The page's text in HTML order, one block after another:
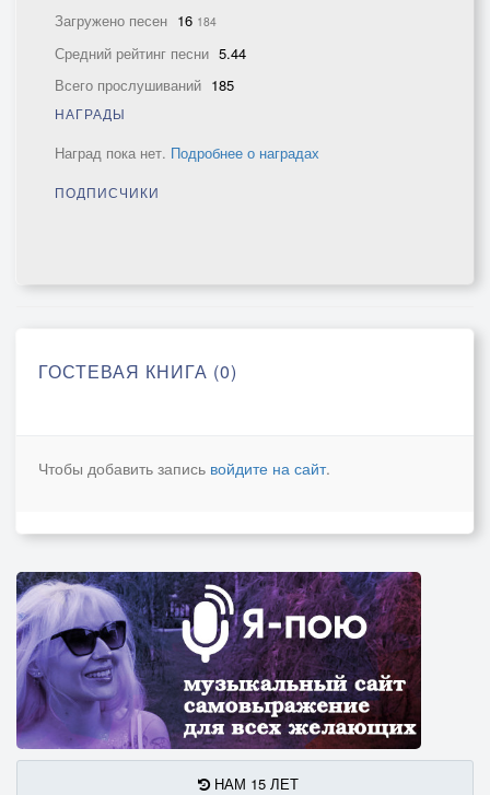
Загружено песен 16 184
Средний рейтинг песни 5.44
Всего прослушиваний 185
НАГРАДЫ
Наград пока нет. Подробнее о наградах
ПОДПИСЧИКИ
ГОСТЕВАЯ КНИГА (0)
Чтобы добавить запись войдите на сайт.
НАМ 15 ЛЕТ